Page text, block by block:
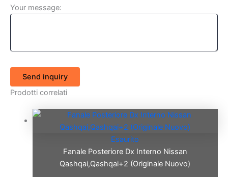
Your message:
Send inquiry
Prodotti correlati
Esaurito
Fanale Posteriore Dx Interno Nissan
Qashqai,Qashqai+2 (Originale Nuovo)